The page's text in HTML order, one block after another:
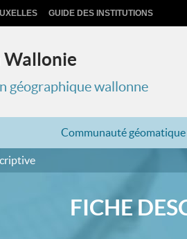
GUIDE DES INSTITUTIONS
Wallonie
géographique wallonne
Communauté géomatique
FICHE